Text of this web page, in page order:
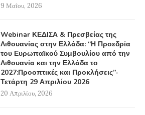
9 Μαΐου, 2026
Webinar ΚΕΔΙΣΑ & Πρεσβείας της
Λιθουανίας στην Ελλάδα: “Η Προεδρία
του Ευρωπαϊκού Συμβουλίου από την
Λιθουανία και την Ελλάδα το
2027:Προοπτικές και Προκλήσεις”-
Τετάρτη 29 Απριλίου 2026
20 Απριλίου, 2026